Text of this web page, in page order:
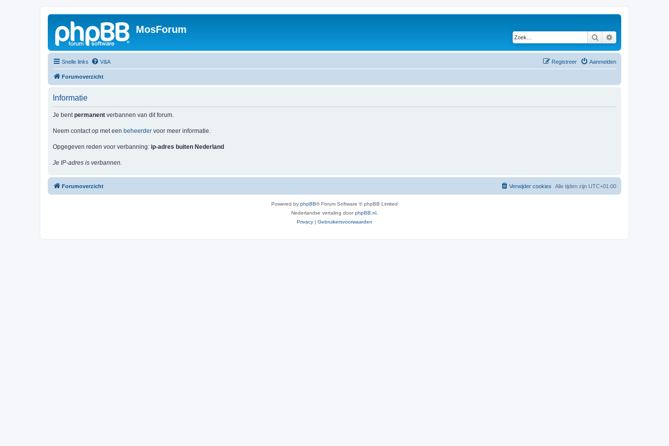
MosForum
Zoek
Snelle links V&A Aanmelden
Registreer
Forumoverzicht
Informatie
Je bentpermanent verbannen van dit forum.
Neem contact op met een beheerder voor meer informatie.
Opgegeven reden voor verbanning: ip-adres buiten Nederland
Je IP-adres is verbannen.
Forumoverzicht Alle tijden zijn UTC+01:00
Verwijder cookies
Powered by phpBB® Forum Software © phpBB Limited
Nederlandse vertaling doorphpBB.nl
Privacy | Gebruikersvoorwaarden